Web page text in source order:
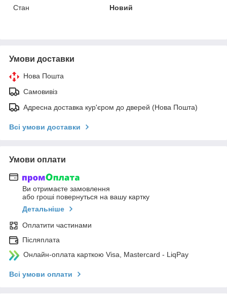
Стан
Новий
Умови доставки
Нова Пошта
Самовивіз
Адресна доставка кур'єром до дверей (Нова Пошта)
Всі умови доставки
Умови оплати
Ви отримаєте замовлення
або гроші повернуться на вашу картку
Детальніше
Оплатити частинами
Післяплата
Онлайн-оплата карткою Visa, Mastercard - LiqPay
Всі умови оплати